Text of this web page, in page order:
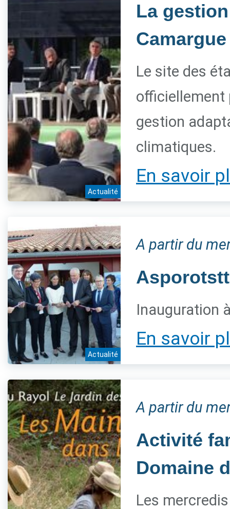
Actualité
La
Le site des
officiellement
gestion
climatiques.
En savoir
Actualité
A partir du
Inauguration
En savoir
A partir du
Activité
Domaine
Les